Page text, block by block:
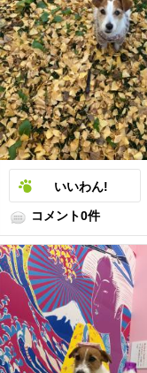
いいわん!
コメント0件